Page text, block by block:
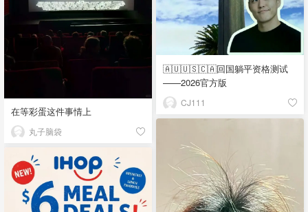
🇦🇺🇺🇸🇨🇦回国躺平资格测试
——2026官方版
CJ111
在等彩蛋这件事情上
丸子脑袋